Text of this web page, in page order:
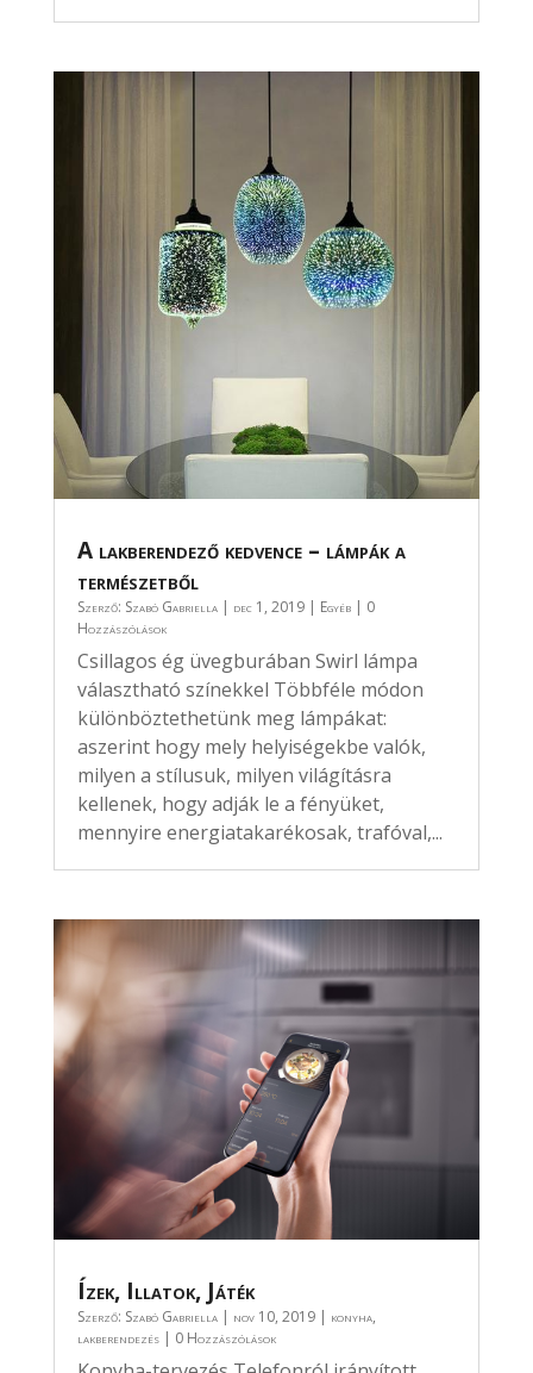
A lakberendező kedvence – lámpák a
természetből
Szerző: Szabó Gabriella| dec 1, 2019| Egyéb| 0
Hozzászólások
Csillagos ég üvegburában Swirl lámpa
választható színekkel Többféle módon
különböztethetünk meg lámpákat:
aszerint hogy mely helyiségekbe valók,
milyen a stílusuk, milyen világításra
kellenek, hogy adják le a fényüket,
mennyire energiatakarékosak, trafóval,...
Ízek, Illatok, Játék
Szerző: Szabó Gabriella| nov 10, 2019| konyha,
lakberendezés| 0 Hozzászólások